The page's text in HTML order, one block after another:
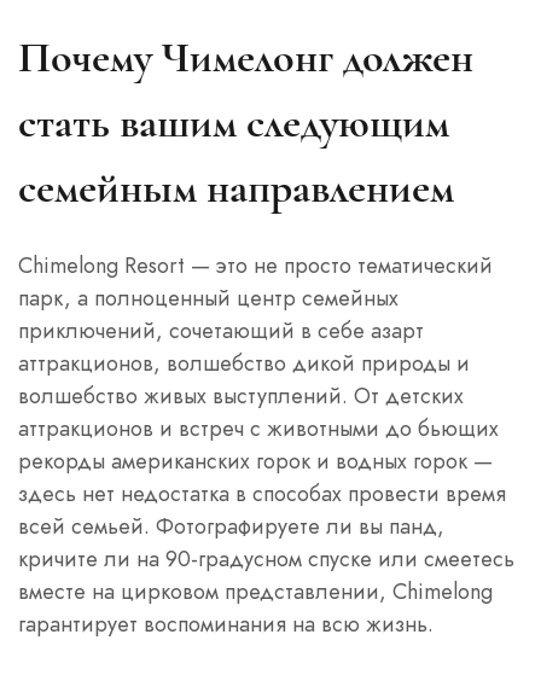
Почему Чимелонг должен
стать вашим следующим
семейным направлением
Chimelong Resort — это не просто тематический
парк, а полноценный центр семейных
приключений, сочетающий в себе азарт
аттракционов, волшебство дикой природы и
волшебство живых выступлений. От детских
аттракционов и встреч с животными до бьющих
рекорды американских горок и водных горок —
здесь нет недостатка в способах провести время
всей семьей. Фотографируете ли вы панд,
кричите ли на 90-градусном спуске или смеетесь
вместе на цирковом представлении, Chimelong
гарантирует воспоминания на всю жизнь.